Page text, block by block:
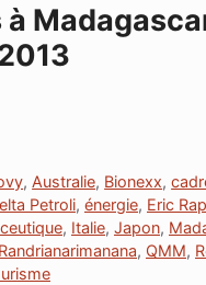
, Australie, Bionexx,
Petroli, énergie, Eric
, Italie, Japon,
, QMM,